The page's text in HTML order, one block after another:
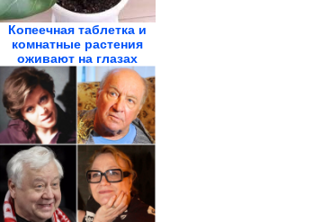
Копеечная таблетка и
комнатные растения
оживают на глазах